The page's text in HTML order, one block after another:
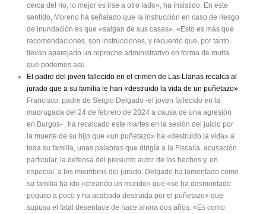
cerca del río, lo mejor es irse a otro lado», ha insistido. En este
sentido, Moreno ha señalado que la instrucción en caso de riesgo
de inundación es que «salgan de sus casas». «Esto es más que
recomendaciones, son instrucciones, y recuerdo que, por tanto,
llevan aparejado un reproche administrativo en forma de multa
que podemos asu
El padre del joven fallecido en el crimen de Las Llanas recalca al
jurado que a su familia le han «destruido la vida de un puñetazo»
Francisco, padre de Sergio Delgado -el joven fallecido en la
madrugada del 24 de febrero de 2024 a causa de una agresión
en Burgos- , ha recalcado este martes en la sesión del juicio por
la muerte de su hijo que «un puñetazo» ha «destruido la vida» a
toda su familia, unas palabras que dirigía a la Fiscalía, acusación
particular, la defensa del presunto autor de los hechos y, en
especial, a los miembros del jurado. Delgado ha lamentado como
su familia ha ido «creando un mundo» que «se ha desmontado
poquito a poco y ha acabado destruida por el puñetazo» que
supuso el fatal desenlace de hace ahora dos años. «Es como